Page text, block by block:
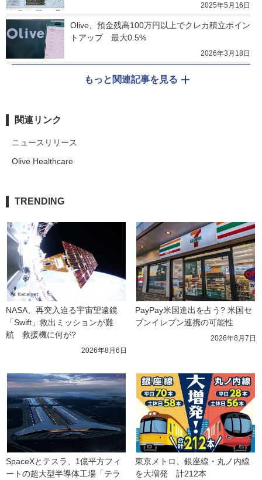
2025年5月16日
Olive、預金残高100万円以上でクレカ積立ポイン
トアップ　最大0.5%
2026年3月18日
もっと関連記事を見る
関連リンク
ニュースリリース
Olive Healthcare
TRENDING
NASA、再突入迫る宇宙望遠鏡
「Swift」救出ミッションが難
航　救援機に何が?
2026年8月6日
PayPay米国進出を占う? 米国セ
ブンイレブン連携の可能性
2026年8月7日
SpaceXとテスラ、1億平方フィ
ートの超大型半導体工場「テラ
東京メトロ、銀座線・丸ノ内線
を大増発　計212本